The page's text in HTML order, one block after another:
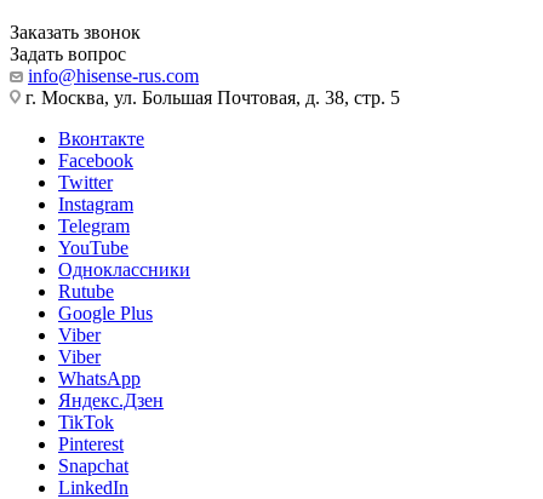
Заказать звонок
Задать вопрос
info@hisense-rus.com
г. Москва, ул. Большая Почтовая, д. 38, стр. 5
Вконтакте
Facebook
Twitter
Instagram
Telegram
YouTube
Одноклассники
Rutube
Google Plus
Viber
Viber
WhatsApp
Яндекс.Дзен
TikTok
Pinterest
Snapchat
LinkedIn